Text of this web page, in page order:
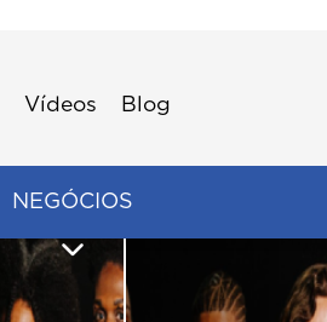
Vídeos Blog
NEGÓCIOS